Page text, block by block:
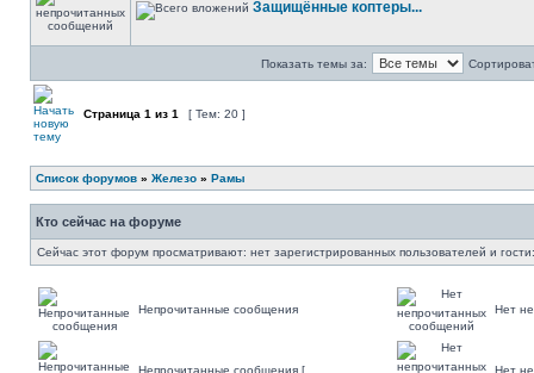
Защищённые коптеры...
Показать темы за:
Страница 1 из 1 [ Тем: 20 ]
Список форумов » Железо » Рамы
Кто сейчас на форуме
Сейчас этот форум просматривают: нет зарегистрированных пользователей и
Непрочитанные сообщения Нет
Непрочитанные сообщения [ Нет